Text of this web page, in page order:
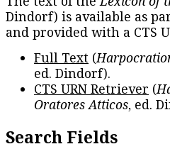
Dindorf) is available as
and provided with a CTS
Full Text (
ed. Dindorf).
CTS URN Retriever (
Oratores Atticos, ed.
Search Fields